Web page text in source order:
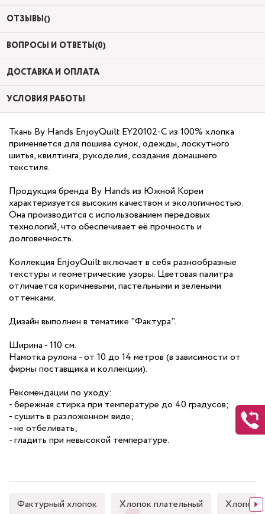
ОТЗЫВЫ()
ВОПРОСЫ И ОТВЕТЫ(0)
ДОСТАВКА И ОПЛАТА
УСЛОВИЯ РАБОТЫ
Ткань By Hands EnjoyQuilt EY20102-C из 100% хлопка
применяется для пошива сумок, одежды, лоскутного
шитья, квилтинга, рукоделия, создания домашнего
текстиля.
Продукция бренда By Hands из Южной Кореи
характеризуется высоким качеством и экологичностью.
Она производится с использованием передовых
технологий, что обеспечивает её прочность и
долговечность.
Коллекция EnjoyQuilt включает в себя разнообразные
текстуры и геометрические узоры. Цветовая палитра
отличается коричневыми, пастельными и зелеными
оттенками.
Дизайн выполнен в тематике "Фактура".
Ширина - 110 см.
Намотка рулона - от 10 до 14 метров (в зависимости от
фирмы поставщика и коллекции).
Рекомендации по уходу:
- бережная стирка при температуре до 40 градусов;
- сушить в разложенном виде;
- не отбеливать;
- гладить при невысокой температуре.
Фактурный хлопок Хлопок плательный Хлопок